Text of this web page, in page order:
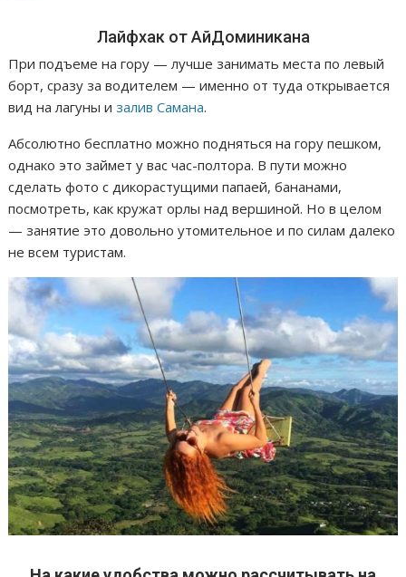
Лайфхак от АйДоминикана
При подъеме на гору — лучше занимать места по левый
борт, сразу за водителем — именно от туда открывается
вид на лагуны изалив Самана.
Абсолютно бесплатно можно подняться на гору пешком,
однако это займет у вас час-полтора. В пути можно
сделать фото с дикорастущими папаей, бананами,
посмотреть, как кружат орлы над вершиной. Но в целом
— занятие это довольно утомительное и по силам далеко
не всем туристам.